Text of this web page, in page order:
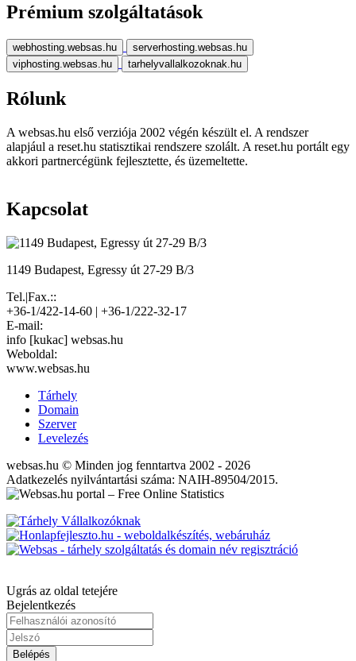
Prémium szolgáltatások
webhosting.websas.hu
serverhosting.websas.hu
viphosting.websas.hu
tarhelyvallalkozoknak.hu
Rólunk
A websas.hu első verziója 2002 végén készült el. A rendszer
alapjául a reset.hu statisztikai rendszere szolált. A reset.hu portált egy
akkori partnercégünk fejlesztette, és üzemeltette.
Kapcsolat
1149 Budapest, Egressy út 27-29 B/3
Tel.|Fax.::
+36-1/422-14-60 | +36-1/222-32-17
E-mail:
info [kukac] websas.hu
Weboldal:
www.websas.hu
Tárhely
Domain
Szerver
Levelezés
websas.hu © Minden jog fenntartva 2002 - 2026
Adatkezelés nyilvántartási száma: NAIH-89504/2015.
Ugrás az oldal tetejére
Bejelentkezés
Belépés